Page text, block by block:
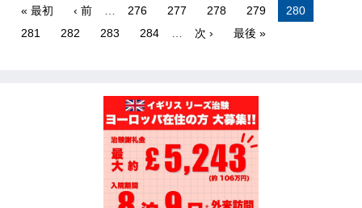
« 最初 ‹ 前 276 277 278 279
280
281
282 283 284 次 › 最後 »